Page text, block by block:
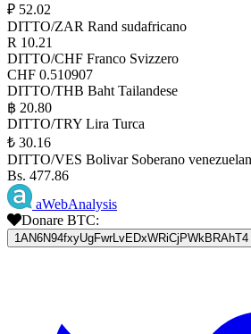
₽ 52.02
DITTO/ZAR Rand sudafricano
R 10.21
DITTO/CHF Franco Svizzero
CHF 0.510907
DITTO/THB Baht Tailandese
฿ 20.80
DITTO/TRY Lira Turca
₺ 30.16
DITTO/VES Bolivar Soberano
Bs. 477.86
aWebAnalysis
Donare BTC:
1AN6N94fxyUgFwrLvEDxWRiCjPWkBRAhT4